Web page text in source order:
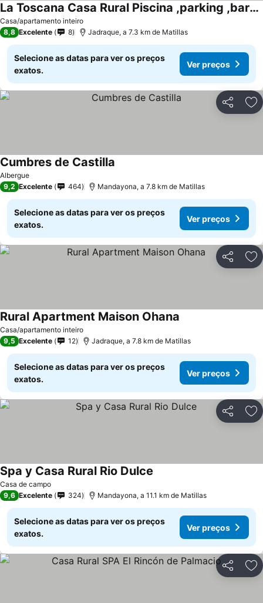
Casa/apartamento inteiro
La Toscana Casa Rural Piscina ,parking ,barbacoa
8,8 Excelente 8 Jadraque, a 7.3 km de Matillas
Selecione as datas para ver os preços
exatos.
Ver preços
Partilhar
Albergue
Cumbres de Castilla
9,2 Excelente 464 Mandayona, a 7.8 km de Matillas
Selecione as datas para ver os preços
exatos.
Ver preços
Partilhar
Casa/apartamento inteiro
Rural Apartment Maison Ohana
9,5 Excelente 12 Jadraque, a 7.8 km de Matillas
Selecione as datas para ver os preços
exatos.
Ver preços
Partilhar
Casa de campo
Spa y Casa Rural Rio Dulce
9,6 Excelente 324 Mandayona, a 11.1 km de Matillas
Selecione as datas para ver os preços
exatos.
Ver preços
Partilhar